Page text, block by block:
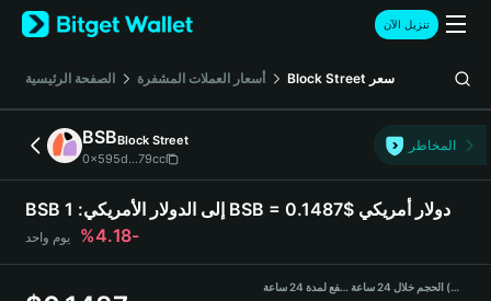
English
日本語
Русский
Español (Latinoamérica)
Türkçe
Deutsch
简体中文
تنزيل الآن
الصفحة الرئيسية أسعار العملات المشفرة Block Street سعر
BSBBlock Street
0x595d...79cc
المخاطر
BSB إلى الدولار الأمريكي:
1 BSB = 0.1487$ دولار أمريكي
-4.18%
يوم واحد
مرتفع لمدة 24 ساعة
الحجم خلال 24 ساعة (BSB)